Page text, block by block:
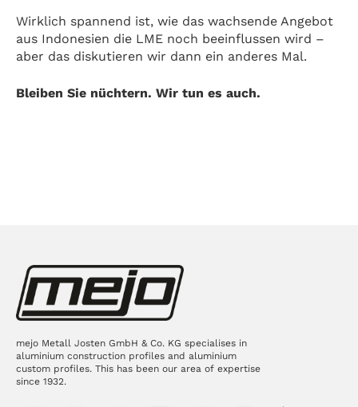
Wirklich spannend ist, wie das wachsende Angebot
aus Indonesien die LME noch beeinflussen wird –
aber das diskutieren wir dann ein anderes Mal.
Bleiben Sie nüchtern. Wir tun es auch.
mejo Metall Josten GmbH & Co. KG specialises in
aluminium construction profiles and aluminium
custom profiles. This has been our area of expertise
since 1932.